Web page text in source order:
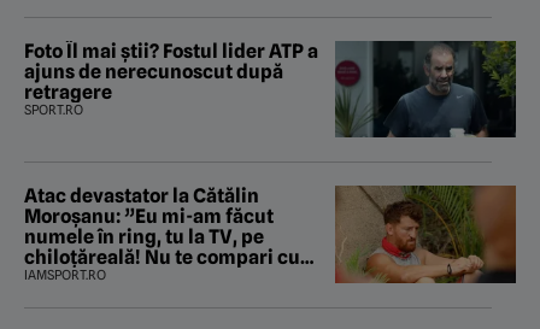
Foto Îl mai știi? Fostul lider ATP a
ajuns de nerecunoscut după
retragere
SPORT.RO
Atac devastator la Cătălin
Moroșanu: ”Eu mi-am făcut
numele în ring, tu la TV, pe
chiloțăreală! Nu te compari cu
mine”
IAMSPORT.RO